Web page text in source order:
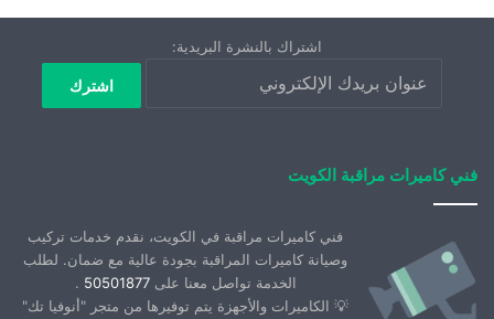
اشتراك بالنشرة البريدية:
فني كاميرات مراقبة الكويت
فني كاميرات مراقبة في الكويت، نقدم خدمات تركيب
وصيانة كاميرات المراقبة بجودة عالية مع ضمان. لطلب
الخدمة تواصل معنا على50501877
.
💡 الكاميرات والأجهزة يتم توفيرها من متجر "أنوفيا تك"